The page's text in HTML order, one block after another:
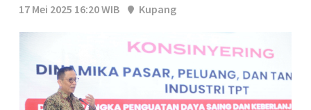
17 Mei 2025 16:20 WIB
Kupang